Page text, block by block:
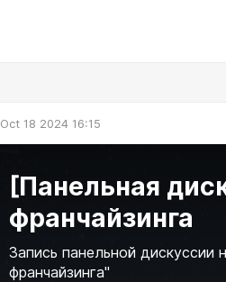
Oct 18 2024 16:15
[Панельная
франчайзинга
Запись панельной дискуссии
франчайзинга"